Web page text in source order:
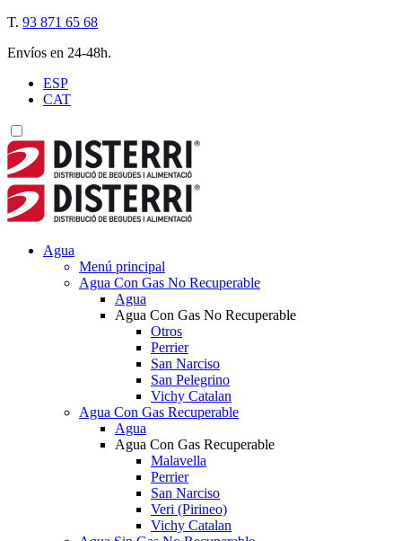
T. 93 871 65 68
Envíos en 24-48h.
ESP
CAT
Agua
Menú principal
Agua Con Gas No Recuperable
Agua
Agua Con Gas No Recuperable
Otros
Perrier
San Narciso
San Pelegrino
Vichy Catalan
Agua Con Gas Recuperable
Agua
Agua Con Gas Recuperable
Malavella
Perrier
San Narciso
Veri (Pirineo)
Vichy Catalan